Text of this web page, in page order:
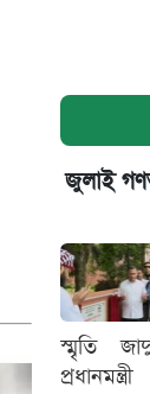
জুলাই
স্মৃতি